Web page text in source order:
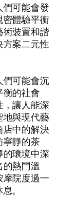
可能會發
體驗平衡
術裝置和諧
案二元性
可能會沉
的社會
讓人能深
地與現代藝
中的解決
寧靜的茶
環境中深
熱門溫
院度過一
。